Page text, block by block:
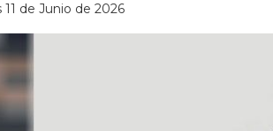
11 de Junio de 2026